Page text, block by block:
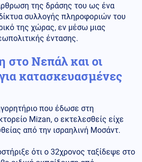
της δράσης του ως ένα
συλλογής πληροφοριών του
της χώρας, εν μέσω μιας
έντασης.
στο Νεπάλ και οι
κατασκευασμένες
που έδωσε στη
Mizan, ο εκτελεσθείς είχε
από την ισραηλινή Μοσάντ.
ότι ο 32χρονος ταξίδεψε στο